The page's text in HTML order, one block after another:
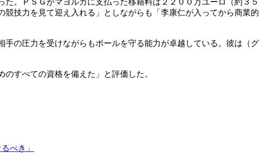
。ＰＳＧがマヨルカに支払った移籍料は２２００万ユーロ（約３５
技力を見て迎え入れる」としながらも「李康仁が入ってから商業的
の圧力を受けながらもボールを守る能力が卓越している。彼は（グ
すべての資格を備えた」と評価した。
べき」